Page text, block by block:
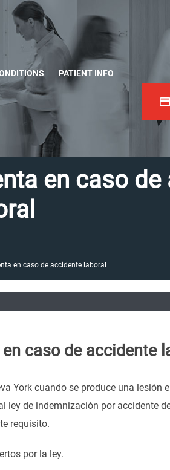
PATIENT INFO
en caso
en caso de accidente laboral
caso de accidente
York cuando se produce una
ley de indemnización por accidente
requisito.
por la ley.